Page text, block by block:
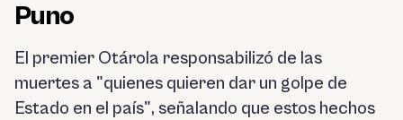
Puno
El premier Otárola responsabilizó de las
muertes a "quienes quieren dar un golpe de
Estado en el país", señalando que estos hechos